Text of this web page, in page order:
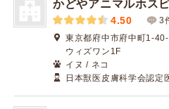
かどやアニマルホス
4.50
3
東京都府中市府中町1-
ウィズワン1F
イヌ / ネコ
日本獣医皮膚科学会認定